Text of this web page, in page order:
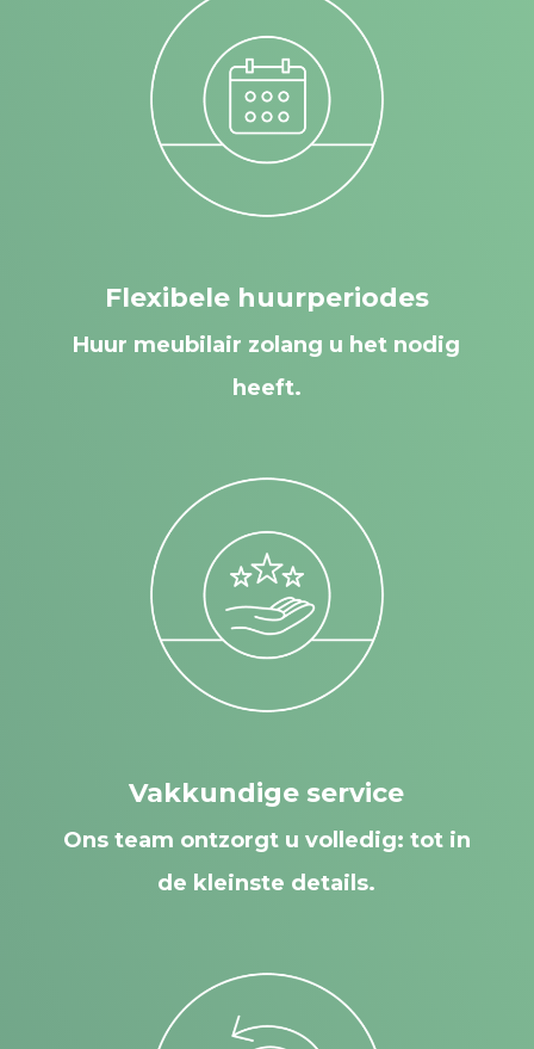
Flexibele huurperiodes
Huur meubilair zolang u het nodig
heeft.
Vakkundige service
Ons team ontzorgt u volledig: tot in
de kleinste details.